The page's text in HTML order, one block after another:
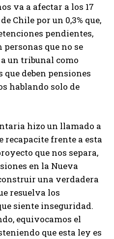
va a afectar a los 17
Chile por un 0,3% que,
pendientes,
que no se
un tribunal como
que deben pensiones
hablando solo de
hizo un llamado a
recapacite frente a esta
que nos separa,
en la Nueva
una verdadera
resuelva los
siente inseguridad.
equivocamos el
que esta ley es